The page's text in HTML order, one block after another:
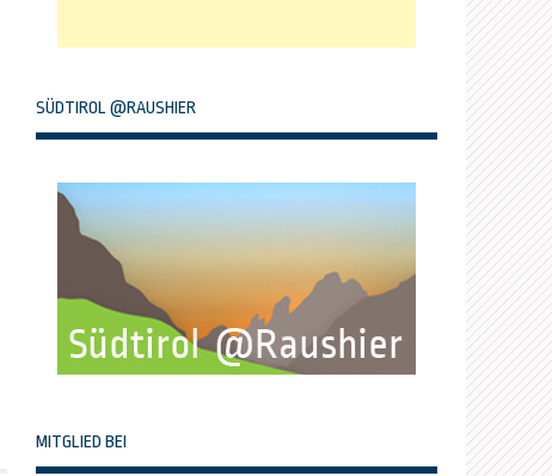
SÜDTIROL @RAUSHIER
MITGLIED BEI